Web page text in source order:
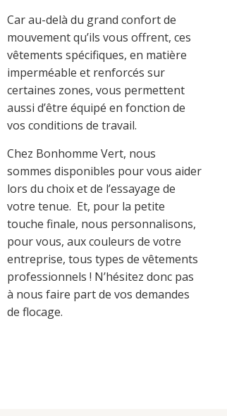
Car au-delà du grand confort de
mouvement qu’ils vous offrent, ces
vêtements spécifiques, en matière
imperméable et renforcés sur
certaines zones, vous permettent
aussi d’être équipé en fonction de
vos conditions de travail.
Chez Bonhomme Vert, nous
sommes disponibles pour vous aider
lors du choix et de l’essayage de
votre tenue. Et, pour la petite
touche finale, nous personnalisons,
pour vous, aux couleurs de votre
entreprise, tous types de vêtements
professionnels ! N’hésitez donc pas
à nous faire part de vos demandes
de flocage.